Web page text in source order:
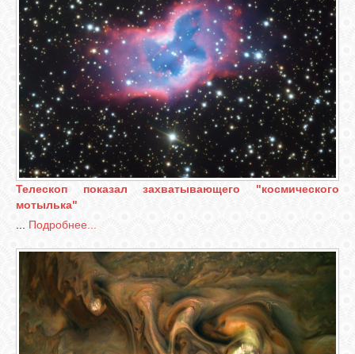
Телескоп показал захватывающего "космического
мотылька"
Подробнее...